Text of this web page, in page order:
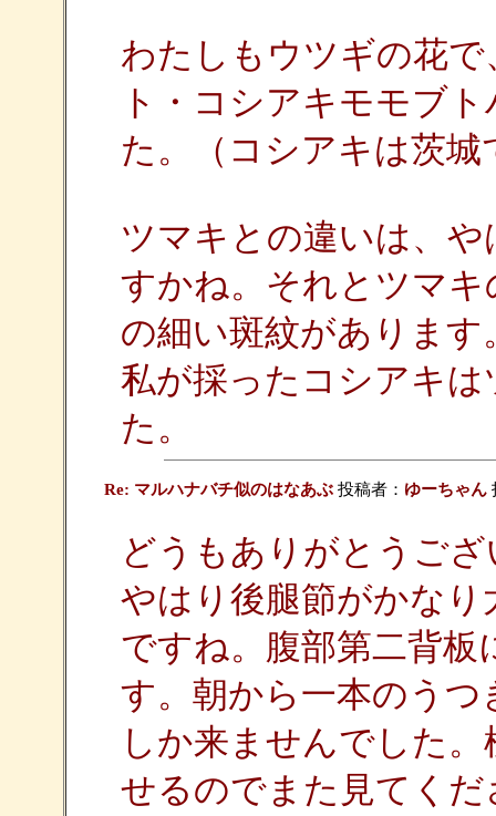
わたしもウツギの花で
ト・コシアキモモブ
た。（コシアキは茨
ツマキとの違いは、
すかね。それとツマキ
の細い斑紋があります
私が採ったコシアキ
た。
Re: マルハナバチ似のはなあぶ投稿者： ゆーちゃん
どうもありがとうご
やはり後腿節がかな
ですね。腹部第二背
す。朝から一本のう
しか来ませんでした
せるのでまた見てく